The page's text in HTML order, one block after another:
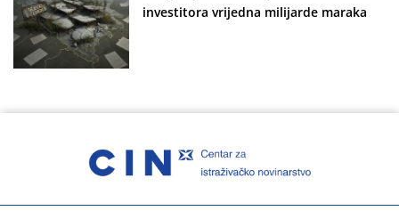
investitora vrijedna milijarde maraka